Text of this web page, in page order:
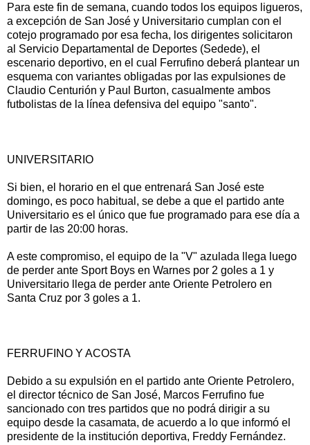
Para este fin de semana, cuando todos los equipos ligueros,
a excepción de San José y Universitario cumplan con el
cotejo programado por esa fecha, los dirigentes solicitaron
al Servicio Departamental de Deportes (Sedede), el
escenario deportivo, en el cual Ferrufino deberá plantear un
esquema con variantes obligadas por las expulsiones de
Claudio Centurión y Paul Burton, casualmente ambos
futbolistas de la línea defensiva del equipo "santo".
UNIVERSITARIO
Si bien, el horario en el que entrenará San José este
domingo, es poco habitual, se debe a que el partido ante
Universitario es el único que fue programado para ese día a
partir de las 20:00 horas.
A este compromiso, el equipo de la "V" azulada llega luego
de perder ante Sport Boys en Warnes por 2 goles a 1 y
Universitario llega de perder ante Oriente Petrolero en
Santa Cruz por 3 goles a 1.
FERRUFINO Y ACOSTA
Debido a su expulsión en el partido ante Oriente Petrolero,
el director técnico de San José, Marcos Ferrufino fue
sancionado con tres partidos que no podrá dirigir a su
equipo desde la casamata, de acuerdo a lo que informó el
presidente de la institución deportiva, Freddy Fernández.